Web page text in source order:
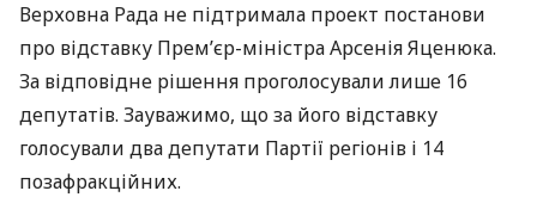
Верховна Рада не підтримала проект постанови
про відставку Прем’єр-міністра Арсенія Яценюка.
За відповідне рішення проголосували лише 16
депутатів. Зауважимо, що за його відставку
голосували два депутати Партії регіонів і 14
позафракційних.